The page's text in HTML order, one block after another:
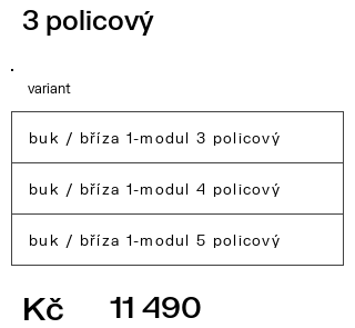
3 policový
variant
buk / bříza 1-modul 3 policový
buk / bříza 1-modul 5 policový
buk / bříza 1-modul 4 policový
Kč 11 490